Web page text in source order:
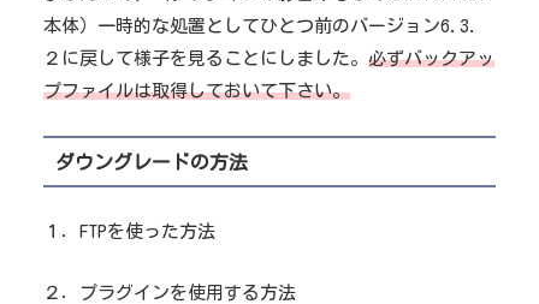
本体）一時的な処置としてひとつ前のバージョン6.3.
２に戻して様子を見ることにしました。 必ずバックアッ
プファイルは取得しておいて下さい。
ダウングレードの方法
１．FTPを使った方法
２．プラグインを使用する方法